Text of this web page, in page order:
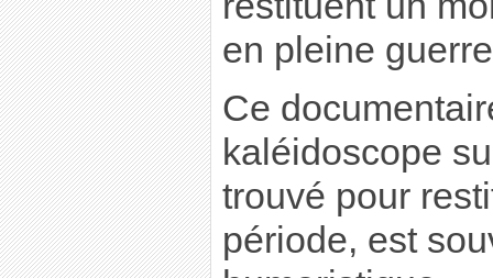
en pleine
Ce
kaléidoscope
trouvé pour
période, est